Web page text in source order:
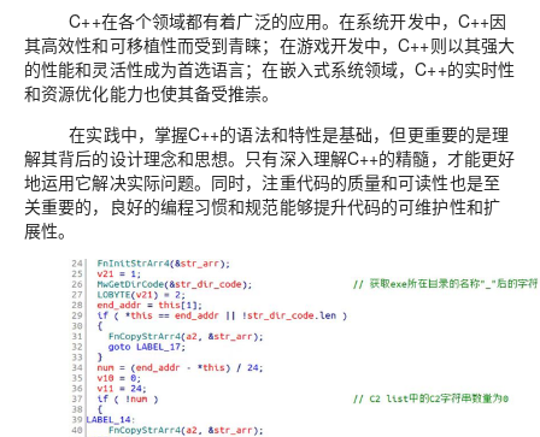
C++在各个领域都有着广泛的应用。在系统开发中，C++因
其高效性和可移植性而受到青睐；在游戏开发中，C++则以其强大
的性能和灵活性成为首选语言；在嵌入式系统领域，C++的实时性
和资源优化能力也使其备受推崇。
在实践中，掌握C++的语法和特性是基础，但更重要的是理
解其背后的设计理念和思想。只有深入理解C++的精髓，才能更好
地运用它解决实际问题。同时，注重代码的质量和可读性也是至
关重要的，良好的编程习惯和规范能够提升代码的可维护性和扩
展性。